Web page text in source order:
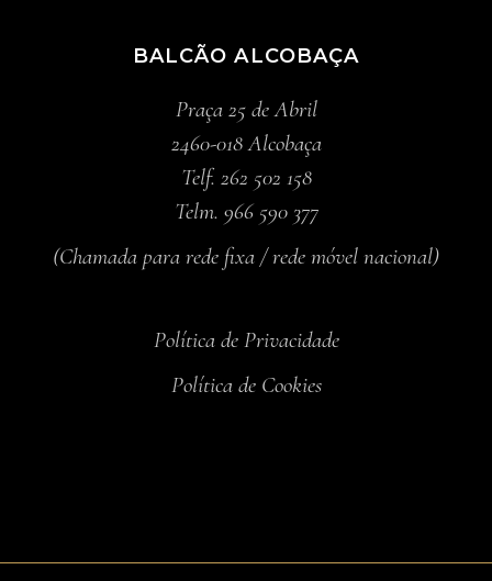
BALCÃO ALCOBAÇA
Praça 25 de Abril
2460-018 Alcobaça
Telf. 262 502 158
Telm. 966 590 377
(Chamada para rede fixa / rede móvel nacional)
Política de Privacidade
Política de Cookies